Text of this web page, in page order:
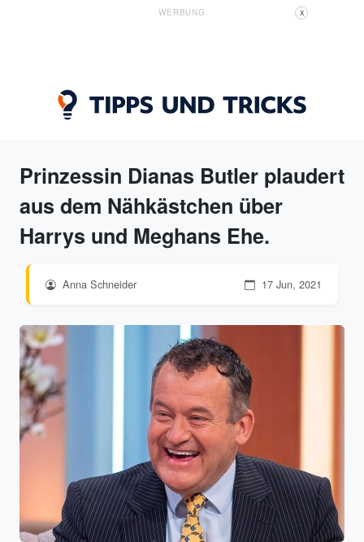
WERBUNG X
Prinzessin Dianas Butler plaudert
aus dem Nähkästchen über
Harrys und Meghans Ehe.
Anna Schneider 17 Jun, 2021